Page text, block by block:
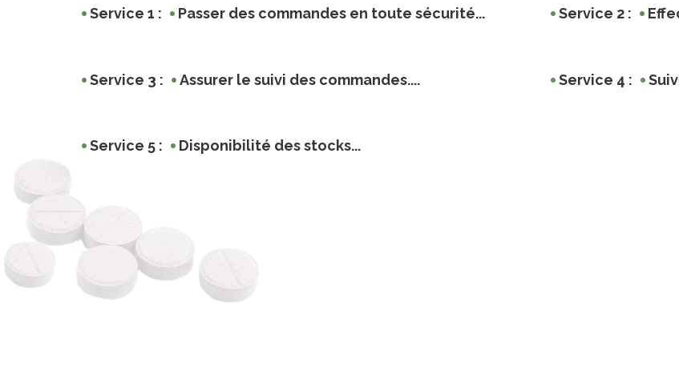
Service 1 : Passer des commandes en toute sécurité... Service 2 :
Service 3 : Assurer le suivi des commandes.... Service 4 :
Service 5 : Disponibilité des stocks...